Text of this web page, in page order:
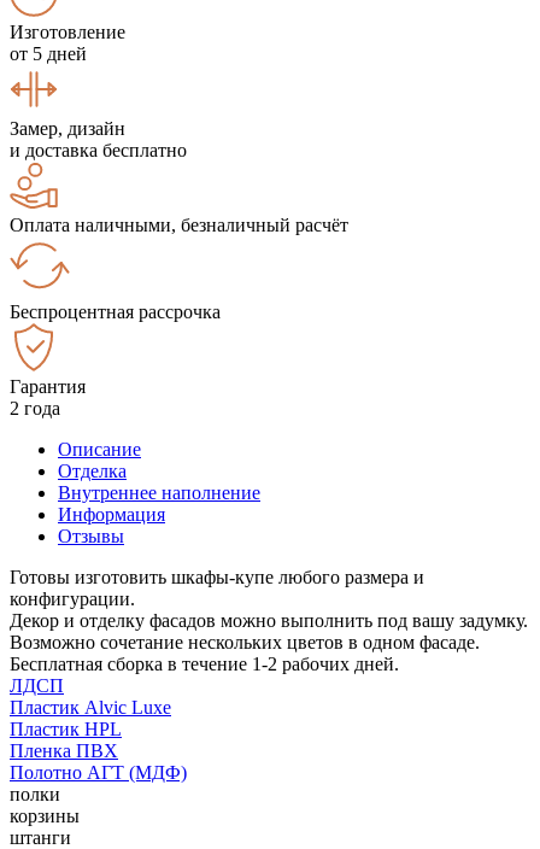
Изготовление
от 5 дней
Замер, дизайн
и доставка бесплатно
Оплата наличными, безналичный расчёт
Беспроцентная рассрочка
Гарантия
2 года
Описание
Отделка
Внутреннее наполнение
Информация
Отзывы
Готовы изготовить шкафы-купе любого размера и
конфигурации.
Декор и отделку фасадов можно выполнить под вашу задумку.
Возможно сочетание нескольких цветов в одном фасаде.
Бесплатная сборка в течение 1-2 рабочих дней.
ЛДСП
Пластик Alvic Luxe
Пластик HPL
Пленка ПВХ
Полотно АГТ (МДФ)
полки
корзины
штанги